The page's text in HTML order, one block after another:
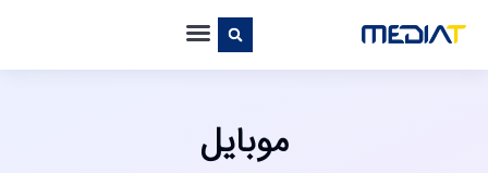
موبایل